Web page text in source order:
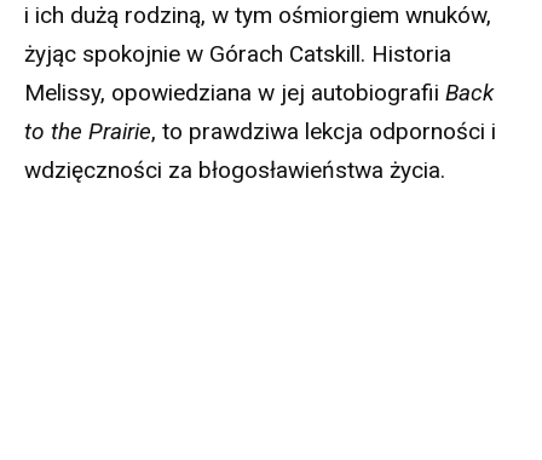
i ich dużą rodziną, w tym ośmiorgiem wnuków,
żyjąc spokojnie w Górach Catskill. Historia
Melissy, opowiedziana w jej autobiografii Back
to the Prairie, to prawdziwa lekcja odporności i
wdzięczności za błogosławieństwa życia.